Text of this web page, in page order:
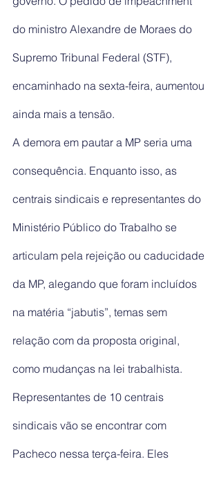
do ministro Alexandre de Moraes do
Supremo Tribunal Federal (STF),
encaminhado na sexta-feira, aumentou
ainda mais a tensão.
A demora em pautar a MP seria uma
consequência. Enquanto isso, as
centrais sindicais e representantes do
Ministério Público do Trabalho se
articulam pela rejeição ou caducidade
da MP, alegando que foram incluídos
na matéria “jabutis”, temas sem
relação com da proposta original,
como mudanças na lei trabalhista.
Representantes de 10 centrais
sindicais vão se encontrar com
Pacheco nessa terça-feira. Eles